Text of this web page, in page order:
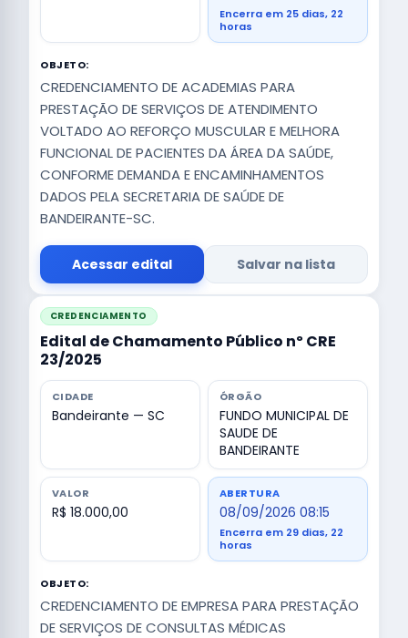
Encerra em 25 dias, 22
horas
OBJETO:
CREDENCIAMENTO DE ACADEMIAS PARA
PRESTAÇÃO DE SERVIÇOS DE ATENDIMENTO
VOLTADO AO REFORÇO MUSCULAR E MELHORA
FUNCIONAL DE PACIENTES DA ÁREA DA SAÚDE,
CONFORME DEMANDA E ENCAMINHAMENTOS
DADOS PELA SECRETARIA DE SAÚDE DE
BANDEIRANTE-SC.
Acessar edital Salvar na lista
CREDENCIAMENTO
Edital de Chamamento Público nº CRE
23/2025
CIDADE
Bandeirante — SC
ÓRGÃO
FUNDO MUNICIPAL DE
SAUDE DE
BANDEIRANTE
VALOR
R$ 18.000,00
ABERTURA
08/09/2026 08:15
Encerra em 29 dias, 22
horas
OBJETO:
CREDENCIAMENTO DE EMPRESA PARA PRESTAÇÃO
DE SERVIÇOS DE CONSULTAS MÉDICAS